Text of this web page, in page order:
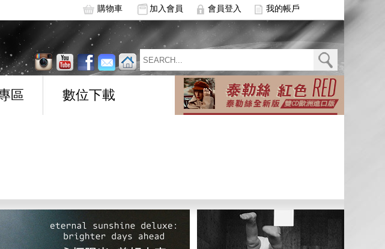
購物車 加入會員 會員登入 我的帳戶
區 數位下載